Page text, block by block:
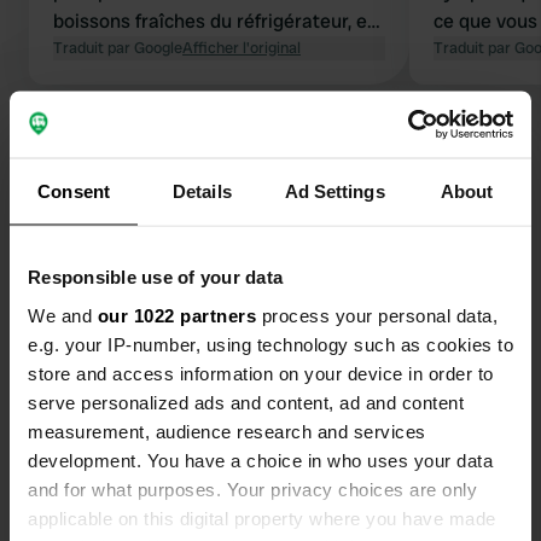
Consent Details Ad Settings About
Responsible use of your data
We and our 1022 partners process your personal data,
e.g. your IP-number, using technology such as cookies to
store and access information on your device in order to
serve personalized ads and content, ad and content
measurement, audience research and services
development. You have a choice in who uses your data
and for what purposes. Your privacy choices are only
applicable on this digital property where you have made
boissons fraîches du réfrigérateur, en
compagnie d'un sympathique
camping-car avec deux personnes,
deux chiens et l'électricité plus du
nuit sur un parking.
Traduit par GoogleAfficher l'original
ce que
en fait de
cars. Le
carte, mais
mais pas
Traduit par
Es-tu déjà venu ici ?
Contact
Emplacement
Franz-Hoffmeister-Straße 18
59939, Olsberg, Allemagne